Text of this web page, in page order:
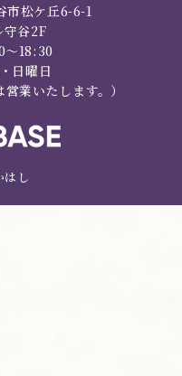
市松ケ丘6-6-1
守谷2F
18:30
日曜日
業いたします。）
し